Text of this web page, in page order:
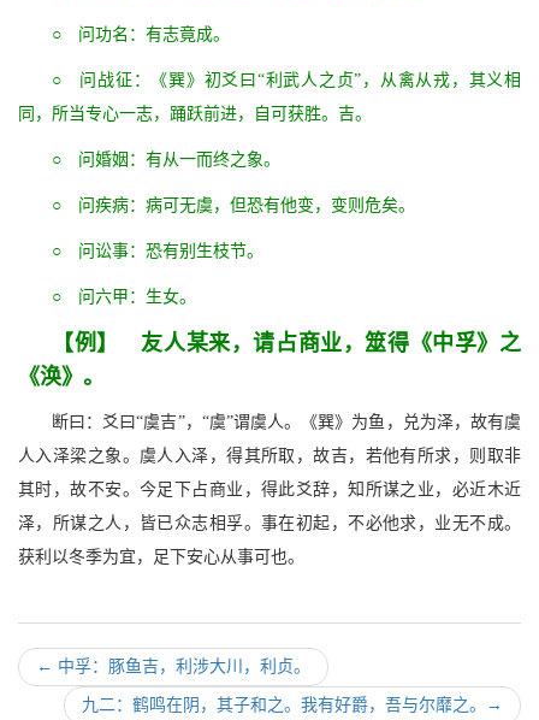
○ 问功名：有志竟成。
○ 问战征：《巽》初爻曰“利武人之贞”，从禽从戎，其义相
同，所当专心一志，踊跃前进，自可获胜。吉。
○ 问婚姻：有从一而终之象。
○ 问疾病：病可无虞，但恐有他变，变则危矣。
○ 问讼事：恐有别生枝节。
○ 问六甲：生女。
【例】 友人某来，请占商业，筮得《中孚》之
《涣》。
断曰：爻曰“虞吉”，“虞”谓虞人。《巽》为鱼，兑为泽，故有虞
人入泽梁之象。虞人入泽，得其所取，故吉，若他有所求，则取非
其时，故不安。今足下占商业，得此爻辞，知所谋之业，必近木近
泽，所谋之人，皆已众志相孚。事在初起，不必他求，业无不成。
获利以冬季为宜，足下安心从事可也。
← 中孚：豚鱼吉，利涉大川，利贞。
九二：鹤鸣在阴，其子和之。我有好爵，吾与尔靡之。 →